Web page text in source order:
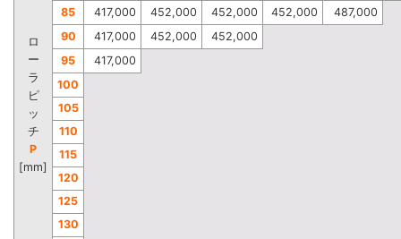
ロ
ー
ラ
ピ
ッ
チ
P
[mm]
85
417,000 452,000 452,000 452,000
487,000
90
417,000 452,000
452,000
95
417,000
100
105
110
115
120
125
130